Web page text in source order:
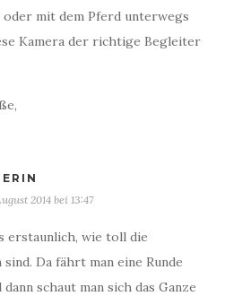
oder mit dem Pferd unterwegs
Kamera der richtige Begleiter
2014 bei 13:47
erstaunlich, wie toll die
sind. Da fährt man eine Runde
schaut man sich das Ganze